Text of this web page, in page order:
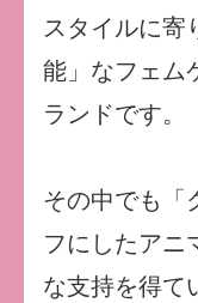
スタイルに寄
能」なフェム
ランドです。
その中でも「
フにしたアニ
な支持を得て